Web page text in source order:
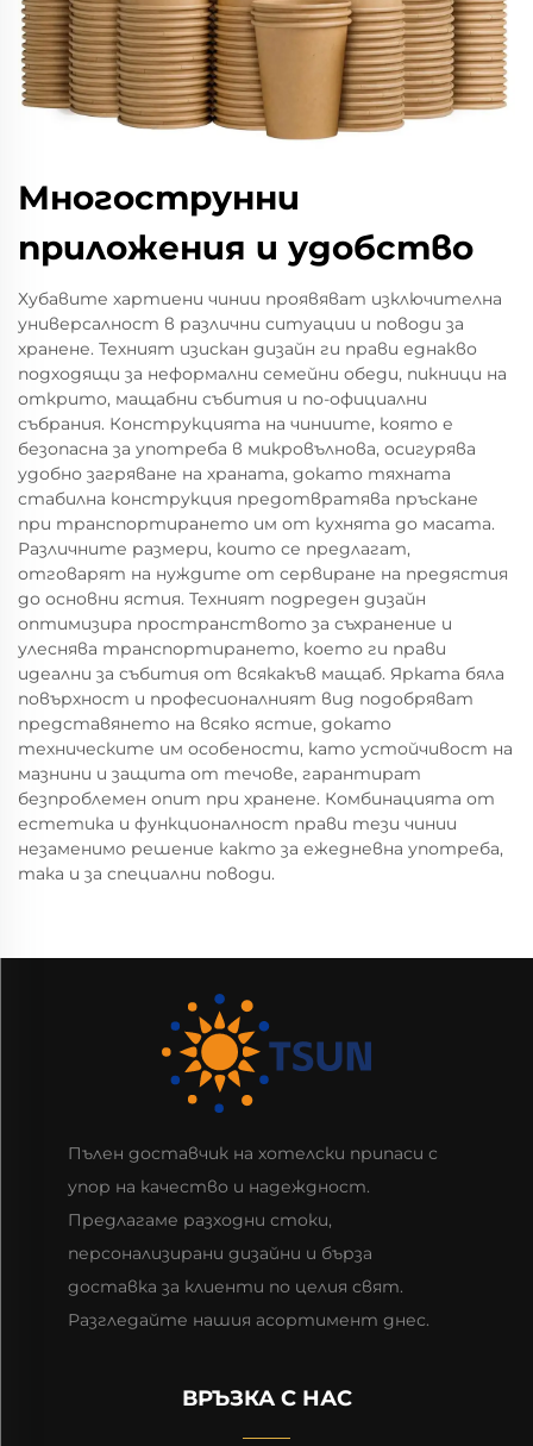
Многострунни
приложения и удобство
Хубавите хартиени чинии проявяват изключителна
универсалност в различни ситуации и поводи за
хранене. Техният изискан дизайн ги прави еднакво
подходящи за неформални семейни обеди, пикници на
открито, мащабни събития и по-официални
събрания. Конструкцията на чиниите, която е
безопасна за употреба в микровълнова, осигурява
удобно загряване на храната, докато тяхната
стабилна конструкция предотвратява пръскане
при транспортирането им от кухнята до масата.
Различните размери, които се предлагат,
отговарят на нуждите от сервиране на предястия
до основни ястия. Техният подреден дизайн
оптимизира пространството за съхранение и
улеснява транспортирането, което ги прави
идеални за събития от всякакъв мащаб. Ярката бяла
повърхност и професионалният вид подобряват
представянето на всяко ястие, докато
техническите им особености, като устойчивост на
мазнини и защита от течове, гарантират
безпроблемен опит при хранене. Комбинацията от
естетика и функционалност прави тези чинии
незаменимо решение както за ежедневна употреба,
така и за специални поводи.
Пълен доставчик на хотелски припаси с
упор на качество и надеждност.
Предлагаме разходни стоки,
персонализирани дизайни и бърза
доставка за клиенти по целия свят.
Разгледайте нашия асортимент днес.
ВРЪЗКА С НАС